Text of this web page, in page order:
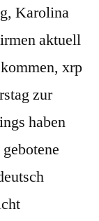
Karolina
aktuell
xrp
zur
haben